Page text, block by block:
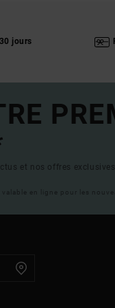
jours
et nos offres exclusives.
valable en ligne pour les